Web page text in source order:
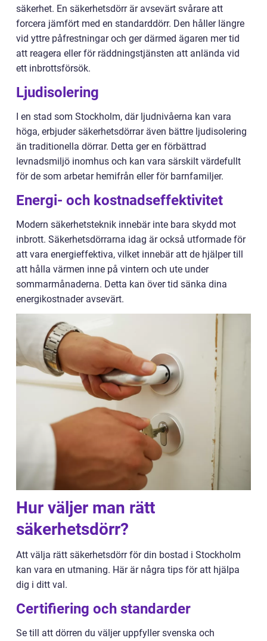
säkerhet. En säkerhetsdörr är avsevärt svårare att
forcera jämfört med en standarddörr. Den håller längre
vid yttre påfrestningar och ger därmed ägaren mer tid
att reagera eller för räddningstjänsten att anlända vid
ett inbrottsförsök.
Ljudisolering
I en stad som Stockholm, där ljudnivåerna kan vara
höga, erbjuder säkerhetsdörrar även bättre ljudisolering
än traditionella dörrar. Detta ger en förbättrad
levnadsmiljö inomhus och kan vara särskilt värdefullt
för de som arbetar hemifrån eller för barnfamiljer.
Energi- och kostnadseffektivitet
Modern säkerhetsteknik innebär inte bara skydd mot
inbrott. Säkerhetsdörrarna idag är också utformade för
att vara energieffektiva, vilket innebär att de hjälper till
att hålla värmen inne på vintern och ute under
sommarmånaderna. Detta kan över tid sänka dina
energikostnader avsevärt.
Hur väljer man rätt
säkerhetsdörr?
Att välja rätt säkerhetsdörr för din bostad i Stockholm
kan vara en utmaning. Här är några tips för att hjälpa
dig i ditt val.
Certifiering och standarder
Se till att dörren du väljer uppfyller svenska och